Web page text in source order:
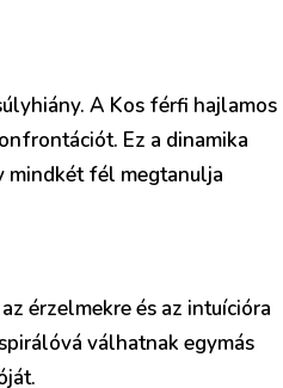
A Kos férfi hajlamos
Ez a dinamika
mindkét fél megtanulja
érzelmekre és az intuícióra
válhatnak egymás